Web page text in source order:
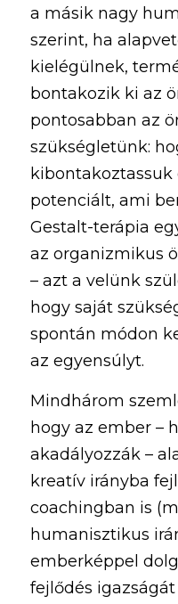
a másik nagy
szerint, ha
kielégülnek,
bontakozik ki az
pontosabban az
szükségletünk:
potenciált, ami
Gestalt-terápia
az organizmikus
– azt a velünk
hogy saját
spontán módon
az egyensúlyt.
Mindhárom
hogy az ember –
akadályozzák –
kreatív irányba
coachingban is
humanisztikus
emberképpel
fejlődés